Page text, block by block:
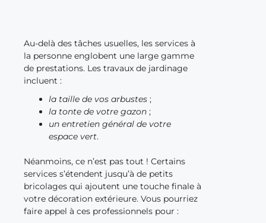
Au-delà des tâches usuelles, les services à
la personne englobent une large gamme
de prestations. Les travaux de jardinage
incluent :
la taille de vos arbustes ;
la tonte de votre gazon ;
un entretien général de votre
espace vert.
Néanmoins, ce n’est pas tout ! Certains
services s’étendent jusqu’à de petits
bricolages qui ajoutent une touche finale à
votre décoration extérieure. Vous pourriez
faire appel à ces professionnels pour :